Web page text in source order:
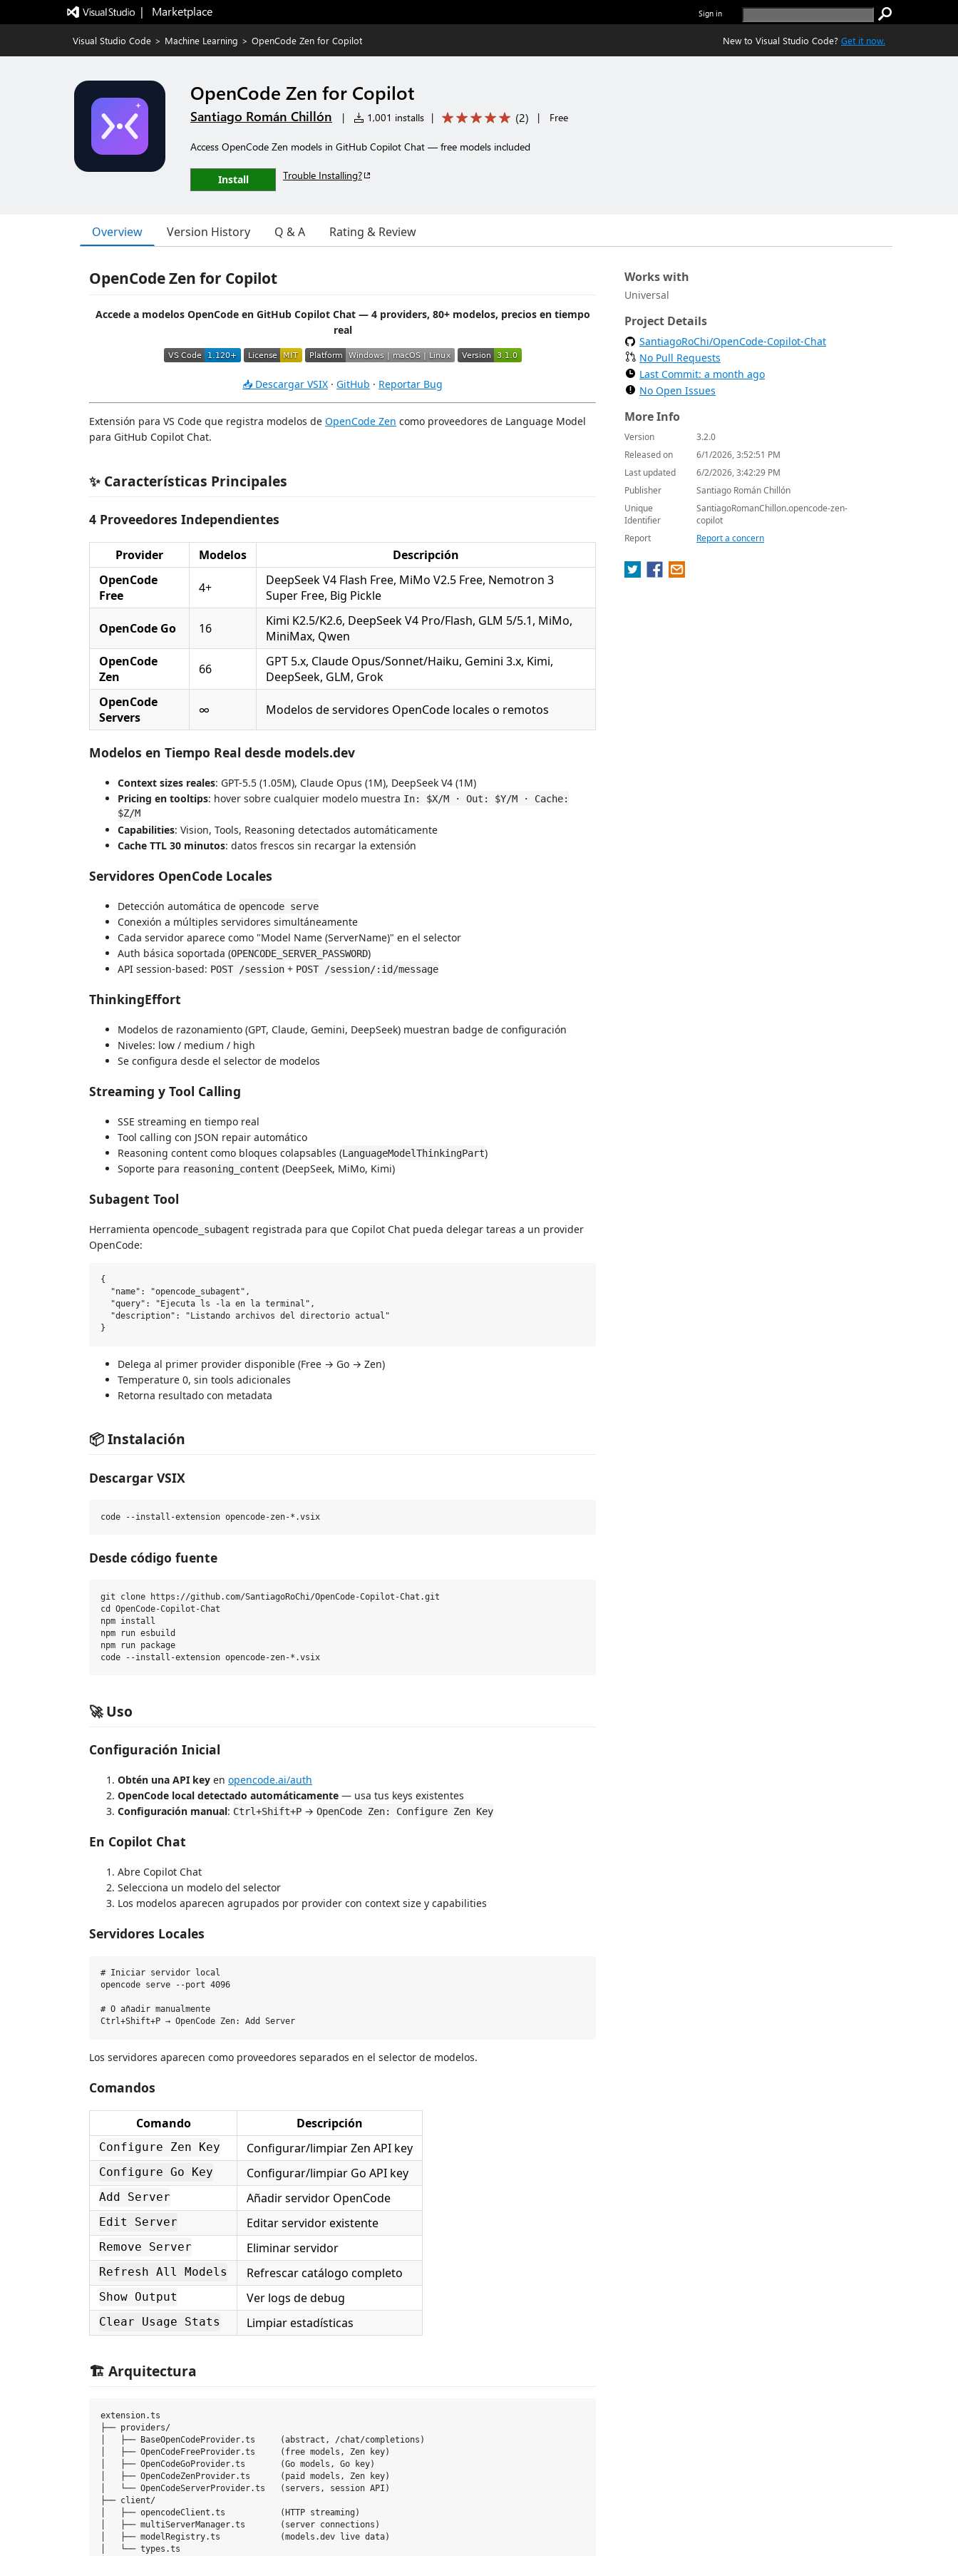
|   Marketplace Sign in
Visual Studio Code > Machine Learning > OpenCode Zen for Copilot New to Visual Studio Code? Get it now.
OpenCode Zen for Copilot
Santiago Román Chillón | 1,001 installs | (2) | Free
Access OpenCode Zen models in GitHub Copilot Chat — free models included
Install Trouble Installing?
Overview Version History Q & A Rating & Review
OpenCode Zen for Copilot
Accede a modelos OpenCode en GitHub Copilot Chat — 4 providers, 80+ modelos, precios en tiempo
real
📥 Descargar VSIX · GitHub · Reportar Bug
Extensión para VS Code que registra modelos de OpenCode Zen como proveedores de Language Model
para GitHub Copilot Chat.
✨ Características Principales
4 Proveedores Independientes
Provider Modelos
Descripción
OpenCode
Free
4+
DeepSeek V4 Flash Free, MiMo V2.5 Free, Nemotron 3
Super Free, Big Pickle
OpenCode Go 16
Kimi K2.5/K2.6, DeepSeek V4 Pro/Flash, GLM 5/5.1, MiMo,
MiniMax, Qwen
OpenCode
Zen
66
GPT 5.x, Claude Opus/Sonnet/Haiku, Gemini 3.x, Kimi,
DeepSeek, GLM, Grok
OpenCode
Servers
∞ Modelos de servidores OpenCode locales o remotos
Modelos en Tiempo Real desde models.dev
Context sizes reales: GPT-5.5 (1.05M), Claude Opus (1M), DeepSeek V4 (1M)
Pricing en tooltips: hover sobre cualquier modelo muestra In: $X/M · Out: $Y/M · Cache:
$Z/M
Capabilities: Vision, Tools, Reasoning detectados automáticamente
Cache TTL 30 minutos: datos frescos sin recargar la extensión
Servidores OpenCode Locales
Detección automática de opencode serve
Conexión a múltiples servidores simultáneamente
Cada servidor aparece como "Model Name (ServerName)" en el selector
Auth básica soportada (OPENCODE_SERVER_PASSWORD)
API session-based: POST /session + POST /session/:id/message
ThinkingEffort
Modelos de razonamiento (GPT, Claude, Gemini, DeepSeek) muestran badge de configuración
Niveles: low / medium / high
Se configura desde el selector de modelos
Streaming y Tool Calling
SSE streaming en tiempo real
Tool calling con JSON repair automático
Reasoning content como bloques colapsables (LanguageModelThinkingPart)
Soporte para reasoning_content (DeepSeek, MiMo, Kimi)
Subagent Tool
Herramienta opencode_subagent registrada para que Copilot Chat pueda delegar tareas a un provider
OpenCode:
{
  "name": "opencode_subagent",
  "query": "Ejecuta ls -la en la terminal",
  "description": "Listando archivos del directorio actual"
Delega al primer provider disponible (Free → Go → Zen)
Temperature 0, sin tools adicionales
Retorna resultado con metadata
📦 Instalación
Descargar VSIX
Desde código fuente
git clone https://github.com/SantiagoRoChi/OpenCode-Copilot-Chat.git
cd OpenCode-Copilot-Chat
npm install
npm run esbuild
npm run package
🚀 Uso
Configuración Inicial
Obtén una API key en opencode.ai/auth
OpenCode local detectado automáticamente — usa tus keys existentes
Configuración manual: Ctrl+Shift+P → OpenCode Zen: Configure Zen Key
En Copilot Chat
Abre Copilot Chat
Selecciona un modelo del selector
Los modelos aparecen agrupados por provider con context size y capabilities
Servidores Locales
# Iniciar servidor local
opencode serve --port 4096
# O añadir manualmente
Los servidores aparecen como proveedores separados en el selector de modelos.
Comandos
Comando Descripción
Configure Zen Key Configurar/limpiar Zen API key
Configure Go Key Configurar/limpiar Go API key
Add Server Añadir servidor OpenCode
Edit Server Editar servidor existente
Remove Server Eliminar servidor
Refresh All Models Refrescar catálogo completo
Show Output Ver logs de debug
Clear Usage Stats Limpiar estadísticas
🏗️ Arquitectura
extension.ts
├── providers/
│   ├── BaseOpenCodeProvider.ts     (abstract, /chat/completions)
│   ├── OpenCodeFreeProvider.ts     (free models, Zen key)
│   ├── OpenCodeGoProvider.ts       (Go models, Go key)
│   ├── OpenCodeZenProvider.ts      (paid models, Zen key)
│   └── OpenCodeServerProvider.ts   (servers, session API)
├── client/
│   ├── opencodeClient.ts           (HTTP streaming)
│   ├── multiServerManager.ts       (server connections)
│   ├── modelRegistry.ts            (models.dev live data)
│   └── types.ts
Works with
Universal
Project Details
SantiagoRoChi/OpenCode-Copilot-Chat
No Pull Requests
Last Commit: a month ago
No Open Issues
More Info
Version
3.2.0
Released on
6/1/2026, 3:52:51 PM
Last updated
6/2/2026, 3:42:29 PM
Publisher
Santiago Román Chillón
Unique
Identifier
SantiagoRomanChillon.opencode-zen-
copilot
Report
Report a concern